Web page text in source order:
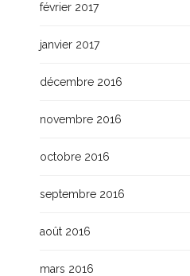
février 2017
janvier 2017
décembre 2016
novembre 2016
octobre 2016
septembre 2016
août 2016
mars 2016